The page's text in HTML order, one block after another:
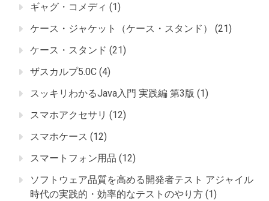
ギャグ・コメディ (1)
ケース・ジャケット（ケース・スタンド）
(21)
ケース・スタンド (21)
ザスカルプ5.0C (4)
スッキリわかるJava入門 実践編 第3版 (1)
スマホアクセサリ (12)
スマホケース (12)
スマートフォン用品 (12)
ソフトウェア品質を高める開発者テスト アジャイル
時代の実践的・効率的なテストのやり方 (1)